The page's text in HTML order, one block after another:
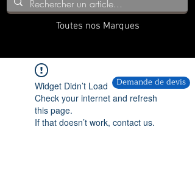
Toutes nos Marques
Widget Didn’t Load
Check your internet and refresh
this page.
If that doesn’t work, contact us.
Demande de devis